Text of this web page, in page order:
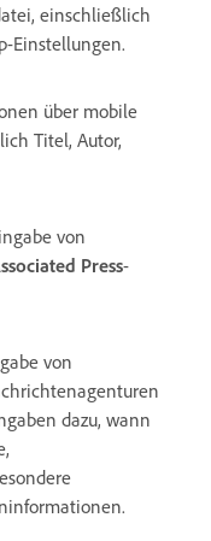
einschließlich
Einstellungen.
über mobile
Titel, Autor,
von
Press-
von
dazu, wann